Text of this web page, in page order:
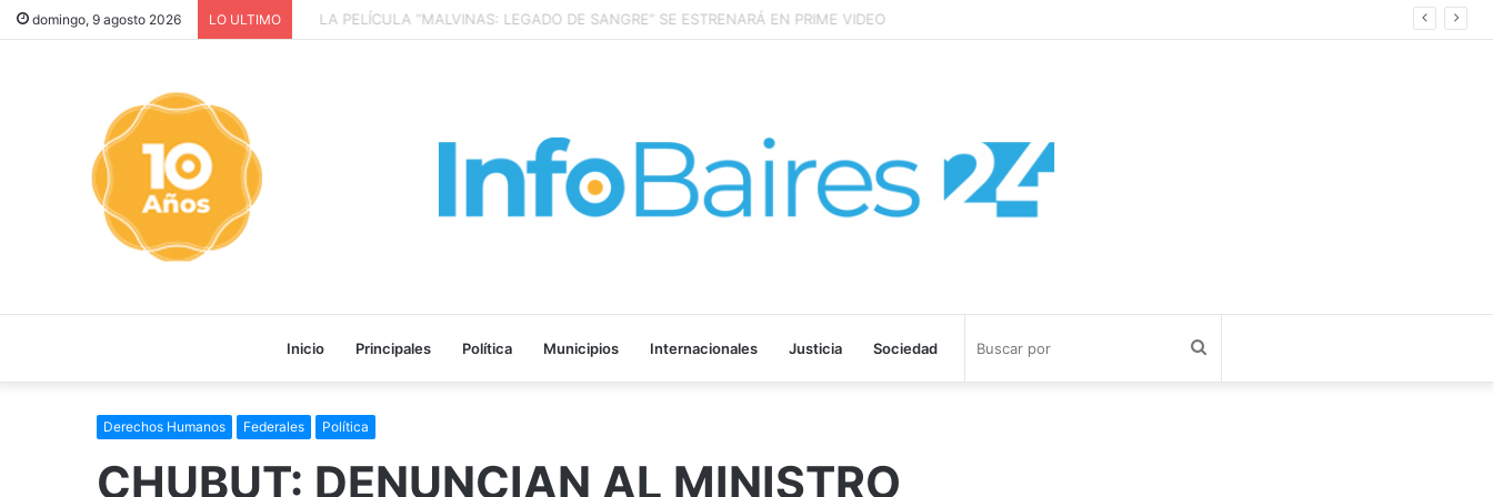
domingo, 9 agosto 2026 LO ULTIMO LA PELÍCULA “MALVINAS: LEGADO DE SANGRE” SE ESTRENARÁ EN PRIME VIDEO
Inicio Principales Política Municipios Internacionales Justicia Sociedad
Derechos Humanos Federales Política
CHUBUT: DENUNCIAN AL MINISTRO